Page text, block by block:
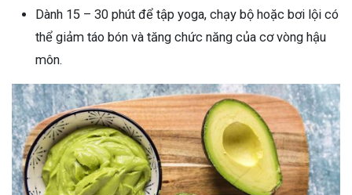
Dành 15 – 30 phút để tập yoga, chạy bộ hoặc bơi lội có
thể giảm táo bón và tăng chức năng của cơ vòng hậu
môn.